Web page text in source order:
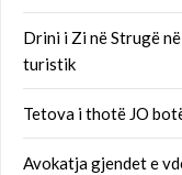
Drini i Zi në Strugë
turistik
Tetova i thotë JO
Avokatja gjendet e